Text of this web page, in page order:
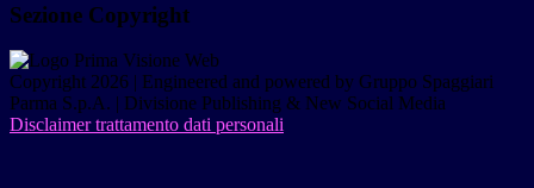
Sezione Copyright
Copyright 2026 | Engineered and powered by Gruppo Spaggiari
Parma S.p.A. | Divisione Publishing & New Social Media
Disclaimer trattamento dati personali